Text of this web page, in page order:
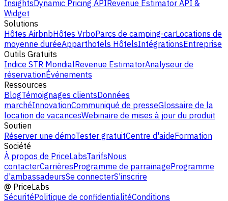
InsightsDynamic Pricing APIRevenue Estimator API &
Widget
Solutions
Hôtes AirbnbHôtes VrboParcs de camping-carLocations de
moyenne duréeApparthotels HôtelsIntégrationsEntreprise
Outils Gratuits
Indice STR MondialRevenue EstimatorAnalyseur de
réservationÉvénements
Ressources
BlogTémoignages clientsDonnées
marchéInnovationCommuniqué de presseGlossaire de la
location de vacancesWebinaire de mises à jour du produit
Soutien
Réserver une démoTester gratuitCentre d'aideFormation
Société
À propos de PriceLabsTarifsNous
contacterCarrièresProgramme de parrainageProgramme
d'ambassadeursSe connecterS'inscrire
@ PriceLabs
SécuritéPolitique de confidentialitéConditions